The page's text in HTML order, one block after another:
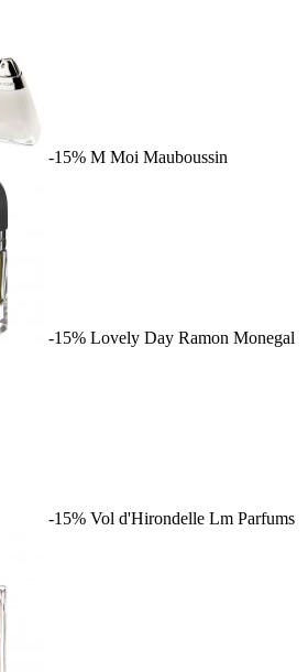
-15% M Moi Mauboussin
-15% Lovely Day Ramon Monegal
-15% Vol d'Hirondelle Lm Parfums